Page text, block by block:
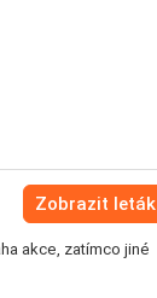
Zobrazit leták
akce, zatímco jiné